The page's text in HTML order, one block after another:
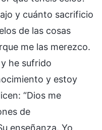
y cuánto sacrificio
de las cosas
me las merezco.
he sufrido
y estoy
“Dios me
de
enseñanza. Yo